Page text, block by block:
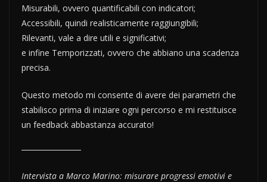
Misurabili, ovvero quantificabili con indicatori;
Accessibili, quindi realisticamente raggiungibili;
Rilevanti, vale a dire utili e significativi;
e infine Temporizzati, ovvero che abbiano una scadenza
precisa.
Questo metodo mi consente di avere dei parametri che
stabilisco prima di iniziare ogni percorso e mi restituisce
un feedback abbastanza accurato!
Intervista a Marco Marino: misurare progressi emotivi e